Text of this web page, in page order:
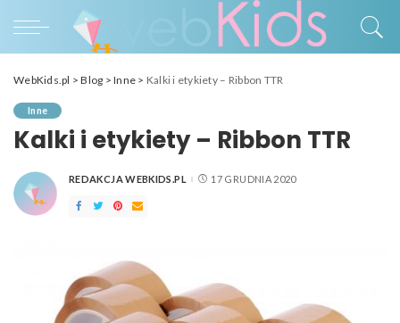
WebKids.pl >Blog >Inne > Kalki i etykiety – Ribbon TTR
Inne
Kalki i etykiety – Ribbon TTR
POSTED
REDAKCJA WEBKIDS.PL 17 GRUDNIA 2020